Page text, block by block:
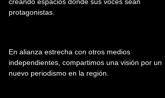
protagonistas.
En alianza estrecha con otros medios
independientes, compartimos una visión por un
nuevo periodismo en la región.